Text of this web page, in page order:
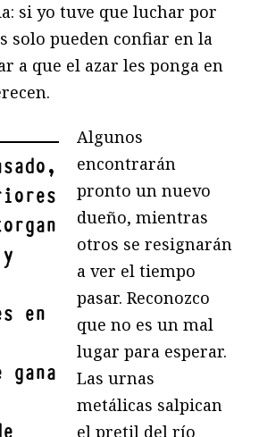
si yo tuve que luchar por
solo pueden confiar en la
a que el azar les ponga en
en
gana
Algunos
encontrarán
pronto un nuevo
dueño, mientras
otros se resignarán
a ver el tiempo
pasar. Reconozco
que no es un mal
lugar para esperar.
Las urnas
metálicas salpican
el pretil del río